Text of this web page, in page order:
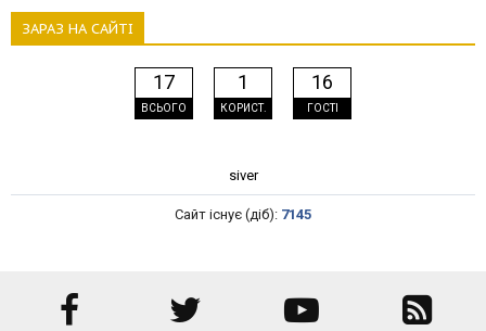
ЗАРАЗ НА САЙТІ
17
ВСЬОГО
1
КОРИСТ.
16
ГОСТІ
siver
Сайт існує (діб): 7145